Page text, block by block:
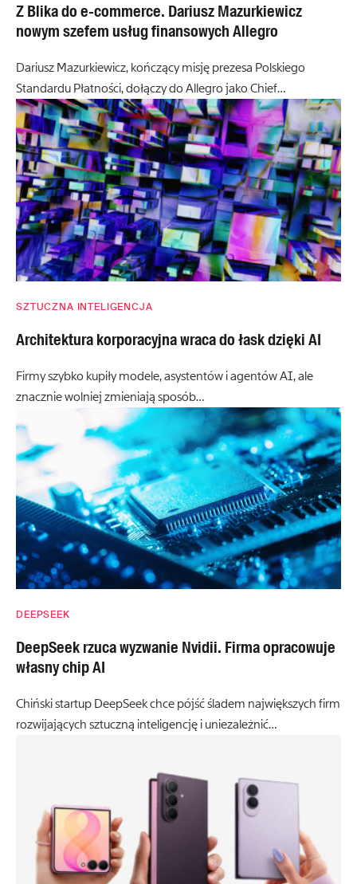
Z Blika do e-commerce. Dariusz Mazurkiewicz
nowym szefem usług finansowych Allegro
Dariusz Mazurkiewicz, kończący misję prezesa Polskiego
Standardu Płatności, dołączy do Allegro jako Chief…
SZTUCZNA INTELIGENCJA
Architektura korporacyjna wraca do łask dzięki AI
Firmy szybko kupiły modele, asystentów i agentów AI, ale
znacznie wolniej zmieniają sposób…
DEEPSEEK
DeepSeek rzuca wyzwanie Nvidii. Firma opracowuje
własny chip AI
Chiński startup DeepSeek chce pójść śladem największych firm
rozwijających sztuczną inteligencję i uniezależnić…